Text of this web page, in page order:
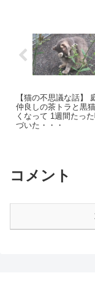
【猫の不思議な話】
仲良しの茶トラと黒
くなって 1週間たっ
づいた・・・
コメント